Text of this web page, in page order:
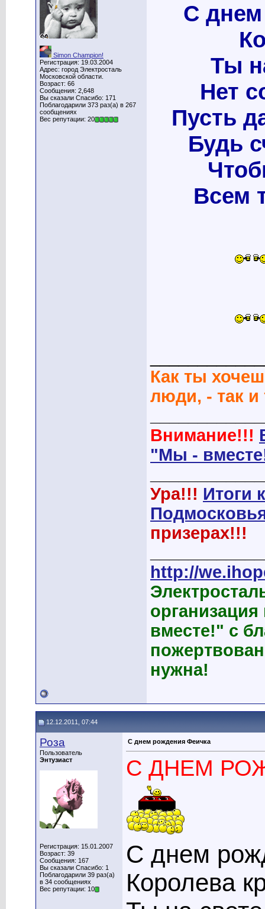
Simon Champion!
Регистрация: 19.03.2004
Адрес: город Электросталь
Московской области.
Возраст: 66
Сообщения: 2,648
Вы сказали Спасибо: 171
Поблагодарили 373 раз(а) в 267
сообщениях
Вес репутации: 20
С
Ты
Нет
Пусть
Будь
Всем
Как ты
люди, - так
Внимание!!!
"Мы -
Ура!!! Итоги
призерах!!!
http://
вместе!" с
нужна!
12.12.2011, 07:44
Роза
Пользователь
Энтузиаст
Регистрация: 15.01.2007
Возраст: 39
Сообщения: 167
Вы сказали Спасибо: 1
Поблагодарили 39 раз(а)
в 34 сообщениях
Вес репутации: 10
С днем рождения Феичка
С ДНЕМ
С днем
Королева